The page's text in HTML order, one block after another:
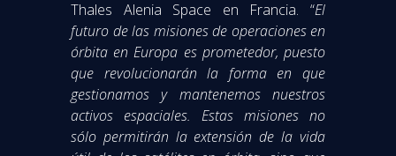
Thales Alenia Space en Francia. “El
futuro de las misiones de operaciones en
órbita en Europa es prometedor, puesto
que revolucionarán la forma en que
gestionamos y mantenemos nuestros
activos espaciales. Estas misiones no
sólo permitirán la extensión de la vida